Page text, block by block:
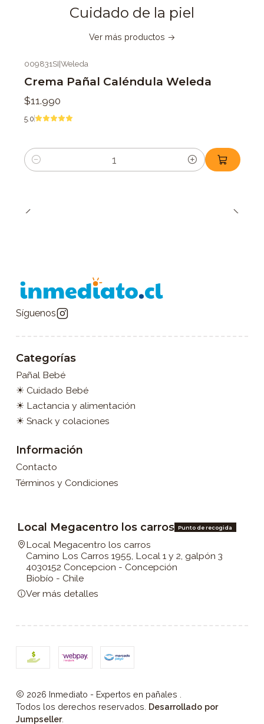
Cuidado de la piel
Ver más productos
009831SI|Weleda
Crema Pañal Caléndula Weleda
$11.990
5.0
Cantidad
Síguenos
Categorías
Pañal Bebé
☀ Cuidado Bebé
☀ Lactancia y alimentación
☀ Snack y colaciones
Información
Contacto
Términos y Condiciones
Local Megacentro los carros Punto de recogida
Local Megacentro los carros
Camino Los Carros 1955, Local 1 y 2, galpón 3
4030152 Concepcion - Concepción
Biobío - Chile
Ver más detalles
2026 Inmediato - Expertos en pañales .
Todos los derechos reservados. Desarrollado por
Jumpseller.